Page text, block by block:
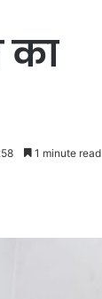
का
1 minute read